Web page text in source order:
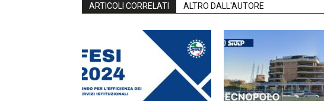
ARTICOLI CORRELATI ALTRO DALL'AUTORE